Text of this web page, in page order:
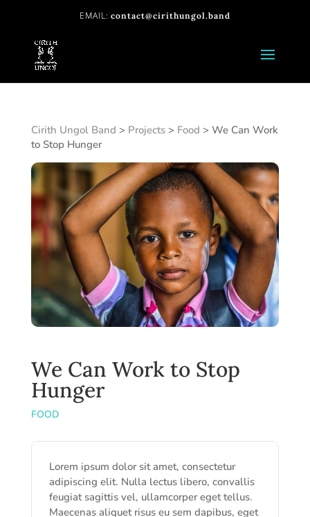
contact@cirithungol.band
Cirith Ungol Band > Projects> Food > We Can Work
to Stop Hunger
We Can Work to Stop
Hunger
FOOD
Lorem ipsum dolor sit amet, consectetur
adipiscing elit. Nulla lectus libero, convallis
feugiat sagittis vel, ullamcorper eget tellus.
Maecenas aliquet risus eu sem dapibus, eget